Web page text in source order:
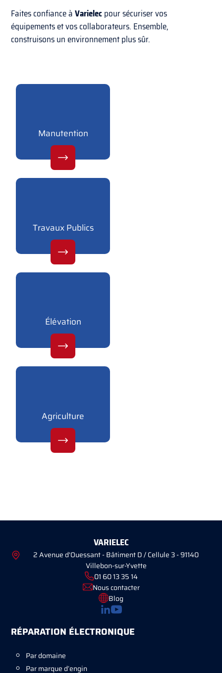
Faites confiance àVarielecpour sécuriser vos
équipements et vos collaborateurs. Ensemble,
construisons un environnement plus sûr.
Manutention
Travaux Publics
Élévation
Agriculture
VARIELEC
2 Avenue d'Ouessant - Bâtiment D / Cellule 3 - 91140
Villebon-sur-Yvette
01 60 13 35 14
Nous contacter
Blog
RÉPARATION ÉLECTRONIQUE
Par domaine
Par marque d’engin